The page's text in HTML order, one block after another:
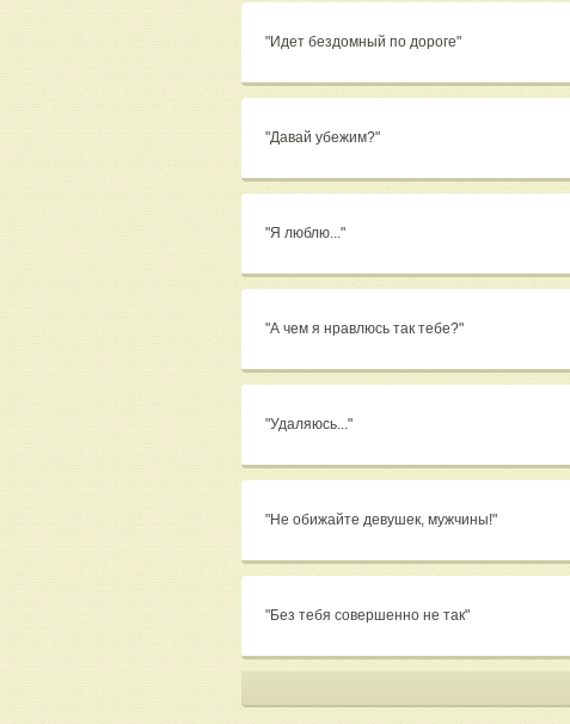
"Идет бездомный по дороге"
"Давай убежим?"
"Я люблю..."
"А чем я нравлюсь так тебе?"
"Удаляюсь..."
"Не обижайте девушек, мужчины!"
"Без тебя совершенно не так"